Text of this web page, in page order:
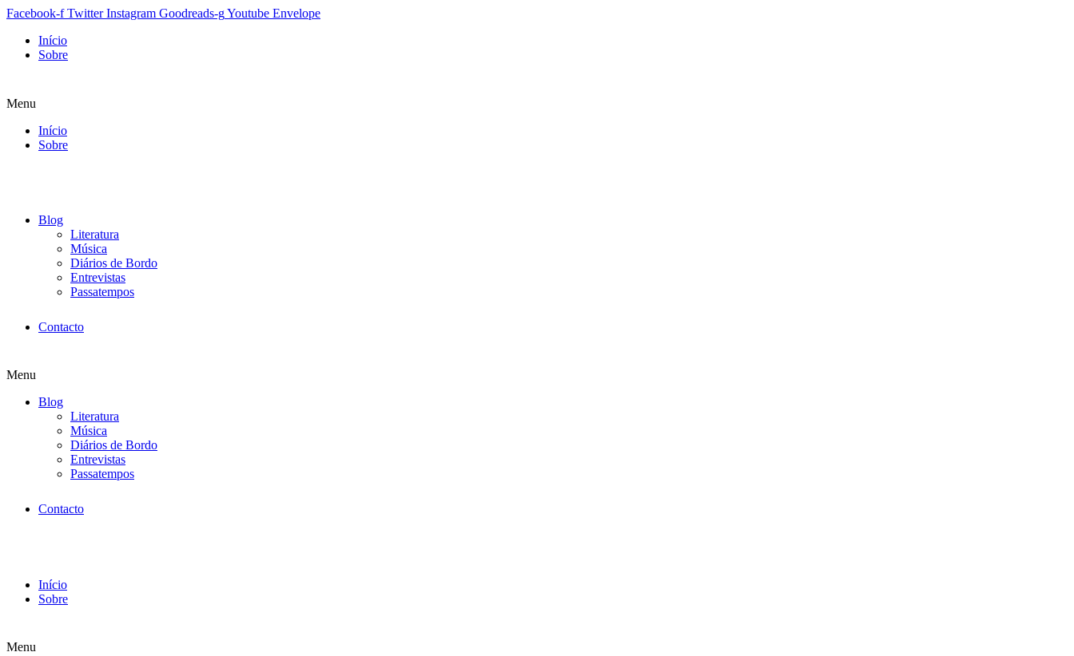
Facebook-f Twitter Instagram Goodreads-gYoutube Envelope
Início
Sobre
Menu
Início
Sobre
Blog
Literatura
Música
Diários de Bordo
Entrevistas
Passatempos
Contacto
Menu
Blog
Literatura
Música
Diários de Bordo
Entrevistas
Passatempos
Contacto
Início
Sobre
Menu